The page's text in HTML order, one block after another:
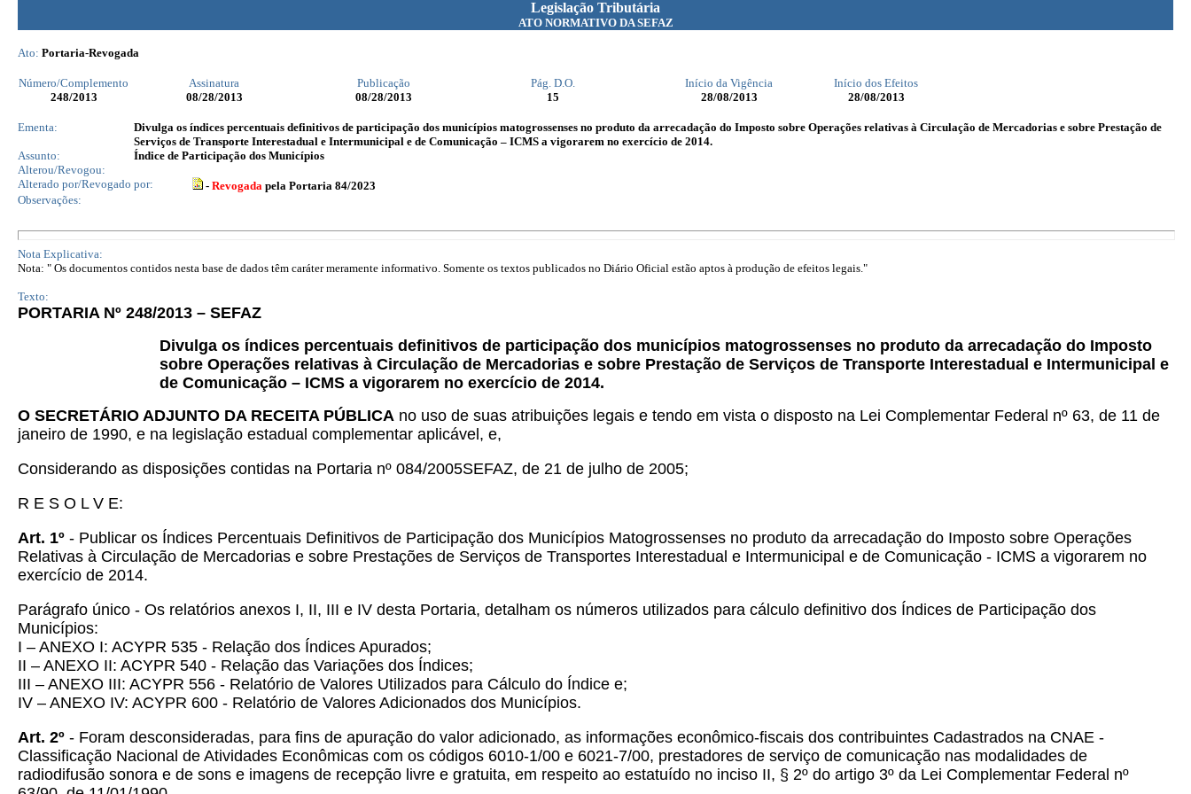
Legislação Tributária
ATO NORMATIVO DA SEFAZ
Ato: Portaria-Revogada
Número/Complemento Assinatura Publicação Pág. D.O. Início da Vigência
Início dos Efeitos
248/2013 08/28/2013 08/28/2013 15 28/08/2013 28/08/2013
Ementa:
Divulga os índices percentuais definitivos de participação dos municípios matogrossenses no produto da arrecadação do Imposto sobre Operações relativas à Circulação de Mercadorias e sobre Prestação de
Serviços de Transporte Interestadual e Intermunicipal e de Comunicação – ICMS a vigorarem no exercício de 2014.
Assunto:
Índice de Participação dos Municípios
Alterou/Revogou:
Alterado por/Revogado por:
- Revogada pela Portaria 84/2023
Observações:
Nota Explicativa:
Nota: " Os documentos contidos nesta base de dados têm caráter meramente informativo. Somente os textos publicados no Diário Oficial estão aptos à produção de efeitos legais."
Texto:
PORTARIA Nº 248/2013 – SEFAZ
Divulga os índices percentuais definitivos de participação dos municípios matogrossenses no produto da arrecadação do Imposto
sobre Operações relativas à Circulação de Mercadorias e sobre Prestação de Serviços de Transporte Interestadual e Intermunicipal e
de Comunicação – ICMS a vigorarem no exercício de 2014.
O SECRETÁRIO ADJUNTO DA RECEITA PÚBLICA no uso de suas atribuições legais e tendo em vista o disposto na Lei Complementar Federal nº 63, de 11 de
janeiro de 1990, e na legislação estadual complementar aplicável, e,
Considerando as disposições contidas na Portaria nº 084/2005SEFAZ, de 21 de julho de 2005;
R E S O L V E:
Art. 1º - Publicar os Índices Percentuais Definitivos de Participação dos Municípios Matogrossenses no produto da arrecadação do Imposto sobre Operações
Relativas à Circulação de Mercadorias e sobre Prestações de Serviços de Transportes Interestadual e Intermunicipal e de Comunicação - ICMS a vigorarem no
exercício de 2014.
Parágrafo único - Os relatórios anexos I, II, III e IV desta Portaria, detalham os números utilizados para cálculo definitivo dos Índices de Participação dos
Municípios:
I – ANEXO I: ACYPR 535 - Relação dos Índices Apurados;
II – ANEXO II: ACYPR 540 - Relação das Variações dos Índices;
III – ANEXO III: ACYPR 556 - Relatório de Valores Utilizados para Cálculo do Índice e;
IV – ANEXO IV: ACYPR 600 - Relatório de Valores Adicionados dos Municípios.
Art. 2º - Foram desconsideradas, para fins de apuração do valor adicionado, as informações econômico-fiscais dos contribuintes Cadastrados na CNAE -
Classificação Nacional de Atividades Econômicas com os códigos 6010-1/00 e 6021-7/00, prestadores de serviço de comunicação nas modalidades de
radiodifusão sonora e de sons e imagens de recepção livre e gratuita, em respeito ao estatuído no inciso II, § 2º do artigo 3º da Lei Complementar Federal nº